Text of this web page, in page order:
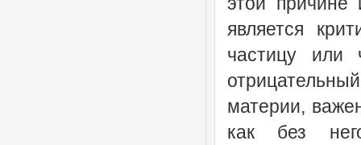
является
частицу или
материи,
как без